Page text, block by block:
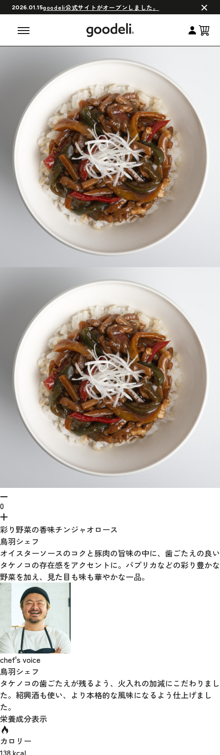
2026.01.15goodeli公式サイトがオープンしました。
会員制度について
0
彩り野菜の香味チンジャオロース
鳥羽シェフ
オイスターソースのコクと豚肉の旨味の中に、歯ごたえの良い
タケノコの存在感をアクセントに。パプリカなどの彩り豊かな
野菜を加え、見た目も味も華やかな一品。
chef's voice
鳥羽シェフ
タケノコの歯ごたえが残るよう、火入れの加減にこだわりまし
た。紹興酒も使い、より本格的な風味になるよう仕上げまし
た。
栄養成分表示
カロリー
138 kcal